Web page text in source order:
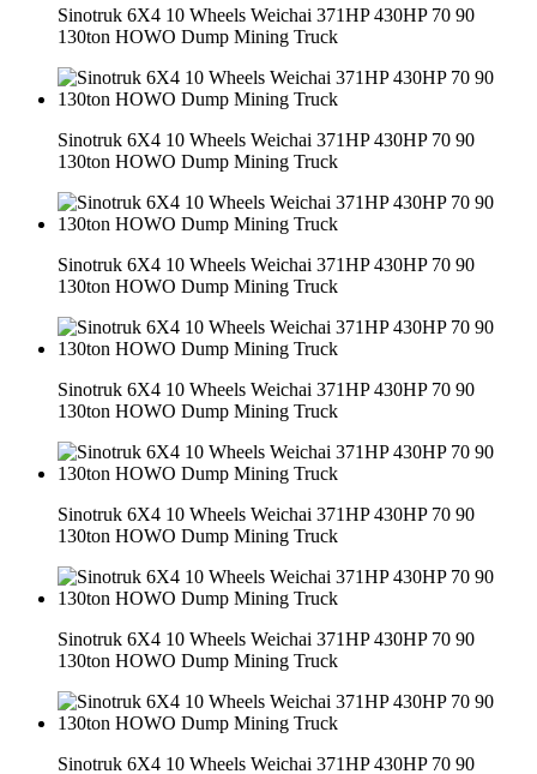
Sinotruk 6X4 10 Wheels Weichai 371HP 430HP 70 90
130ton HOWO Dump Mining Truck
Sinotruk 6X4 10 Wheels Weichai 371HP 430HP 70 90
130ton HOWO Dump Mining Truck
Sinotruk 6X4 10 Wheels Weichai 371HP 430HP 70 90
130ton HOWO Dump Mining Truck
Sinotruk 6X4 10 Wheels Weichai 371HP 430HP 70 90
130ton HOWO Dump Mining Truck
Sinotruk 6X4 10 Wheels Weichai 371HP 430HP 70 90
130ton HOWO Dump Mining Truck
Sinotruk 6X4 10 Wheels Weichai 371HP 430HP 70 90
130ton HOWO Dump Mining Truck
Sinotruk 6X4 10 Wheels Weichai 371HP 430HP 70 90